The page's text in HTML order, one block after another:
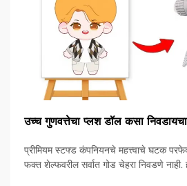
उच्च गुणवत्तेचा प्लश डॉल कसा
प्रीमियम स्टफ्ड कंपनियनचे महत्त्वाचे घटक
फक्त शेल्फवरील सर्वात गोड चेहरा निवडणे नाही.